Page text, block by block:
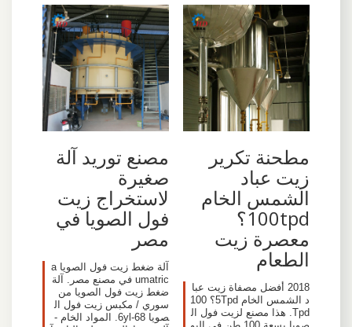
مطحنة تكرير
زيت عباد
الشمس الخام
100tpd؟
معصرة زيت
الطعام
2018 أفضل مصفاة زيت عبا
د الشمس الخام 5Tpd؟ 100
Tpd. هذا مصنع لزيت فول ال
مصنع توريد آلة
صغيرة
لاستخراج زيت
فول الصويا في
مصر
آلة ضغط زيت فول الصويا a
umatric في مصنع مصر. آلة
ضغط زيت فول الصويا من
سوري / مكبس زيت فول ال
صويا 6yl-68. المواد الخام -